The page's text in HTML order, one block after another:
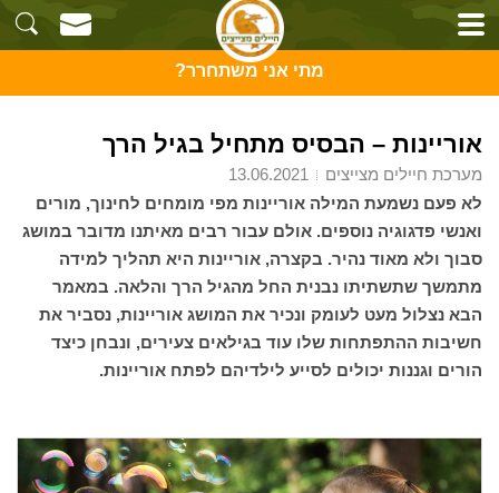
מתי אני משתחרר?
אוריינות – הבסיס מתחיל בגיל הרך
מערכת חיילים מצייצים
לא פעם נשמעת המילה אוריינות מפי מומחים לחינוך, מורים
ואנשי פדגוגיה נוספים. אולם עבור רבים מאיתנו מדובר במושג
סבוך ולא מאוד נהיר. בקצרה, אוריינות היא תהליך למידה
מתמשך שתשתיתו נבנית החל מהגיל הרך והלאה. במאמר
הבא נצלול מעט לעומק ונכיר את המושג אוריינות, נסביר את
חשיבות ההתפתחות שלו עוד בגילאים צעירים, ונבחן כיצד
הורים וגננות יכולים לסייע לילדיהם לפתח אוריינות.